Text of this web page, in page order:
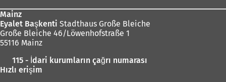
Mainz
Eyalet Başkenti Stadthaus Große Bleiche
Große Bleiche 46/Löwenhofstraße 1
55116 Mainz
115 - İdari kurumların çağrı numarası
Hızlı erişim